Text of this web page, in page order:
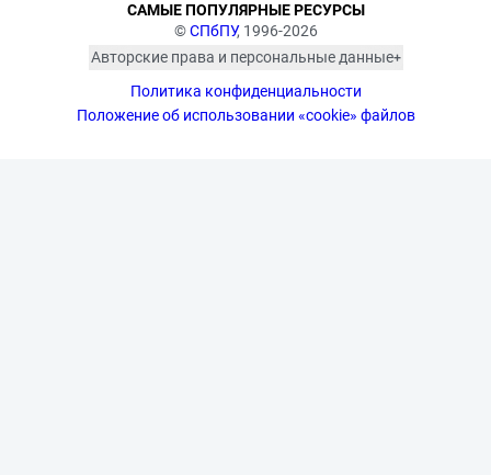
©СПбПУ, 1996-2026
Авторские права и персональные данные
изображённых лиц в соответствии
с требованиями законодательства
Политика конфиденциальности
Положение об использовании «cookie» файлов
САМЫЕ ПОПУЛЯРНЫЕ РЕСУРСЫ